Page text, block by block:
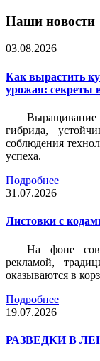
Наши новости
03.08.2026
Как вырастить
урожая: секреты
Выращивание
гибрида,
соблюдения
успеха.
Подробнее
31.07.2026
Листовки c
На фоне
рекламой,
оказываются в
Подробнее
19.07.2026
РАЗВЕДКИ В